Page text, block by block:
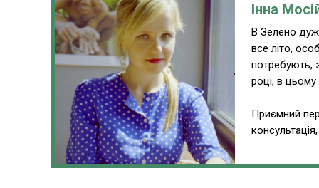
Інна
В Зелено
все літо,
потребують,
році, в
Приємний